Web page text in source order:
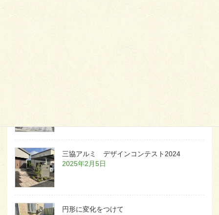
三協アルミ デザインコンテスト2024
2025年2月5日
円形に変化をつけて